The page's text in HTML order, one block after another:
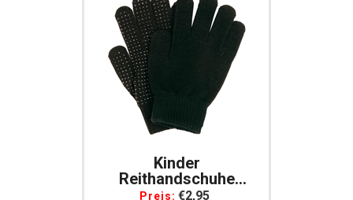
Kinder
Reithandschuhe
Magic Grippy
Preis: €2,95